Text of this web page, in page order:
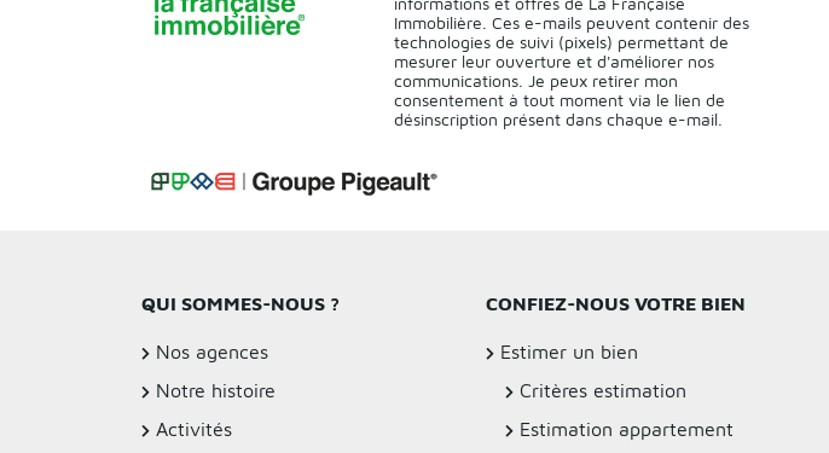
Immobilière. Ces e-mails peuvent contenir des
technologies de suivi (pixels) permettant de
mesurer leur ouverture et d'améliorer nos
communications. Je peux retirer mon
consentement à tout moment via le lien de
désinscription présent dans chaque e-mail.
QUI SOMMES-NOUS ?
Nos agences
Notre histoire
Activités
CONFIEZ-NOUS VOTRE BIEN
Estimer un bien
Critères estimation
Estimation appartement